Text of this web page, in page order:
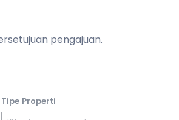
pengajuan.
Tipe Properti